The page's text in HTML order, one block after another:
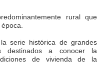
rural que
serie histórica de grandes
destinados a conocer la
de vivienda de la